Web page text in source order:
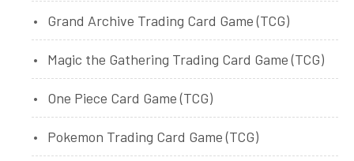
Grand Archive Trading Card Game (TCG)
Magic the Gathering Trading Card Game (TCG)
One Piece Card Game (TCG)
Pokemon Trading Card Game (TCG)